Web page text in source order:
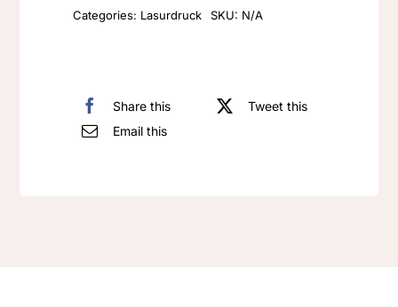
Start-
Menge
Categories: Lasurdruck SKU: N/A
Share this
Tweet this
Email this